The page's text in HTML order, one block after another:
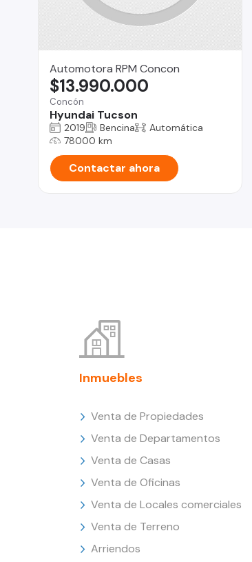
Automotora RPM Concon
Concón
Hyundai Tucson
$13.990.000
2019 Bencina
Automática
78000 km
Contactar ahora
Inmuebles
Venta de Propiedades
Venta de Departamentos
Venta de Casas
Venta de Oficinas
Venta de Locales comerciales
Venta de Terreno
Arriendos